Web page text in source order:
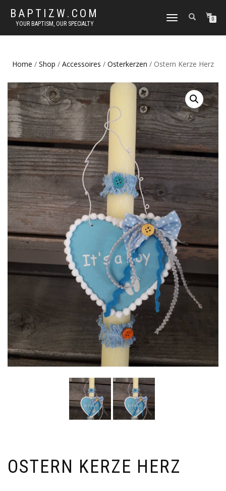
BAPTIZW.COM
YOUR BAPTISM, OUR SPECIALTY
TOGGLE
0
Home / Shop / Accessoires / Osterkerzen / Ostern Kerze Herz
OSTERN KERZE HERZ